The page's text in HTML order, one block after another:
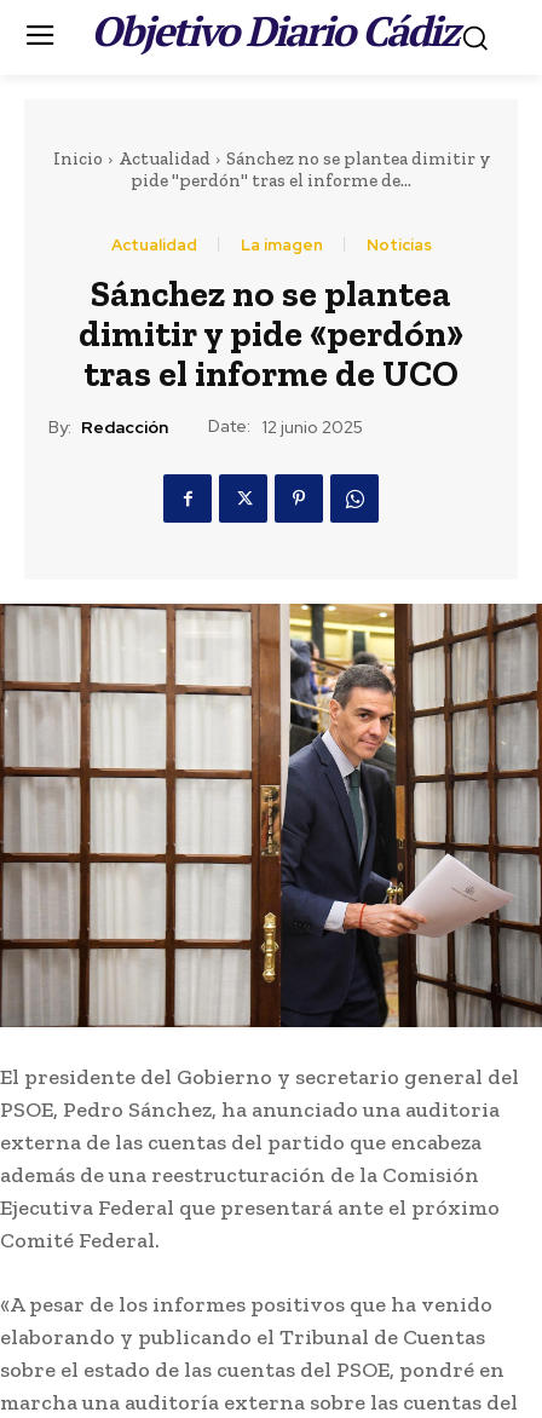
Actualidad
El histórico eclipse de
Solar del 12 de agosto
Diputación destina 520.000 euros a proyectos
Ceuta: El Ministerio de Defensa anula los
permisos de las fuerzas armadas desplegadas
para proteger la frontera
Actualidad 47 minutos ago
Cine en Familia continúa el 13 de agosto con
‘Futbolísimos 2: El misterio del tesoro pirata’
Actualidad
aprueba el proyecto para 35
nuevas viviendas de alquiler
social en Puntales
Objetivo Diario Cádiz.
Inicio Actualidad
Sánchez no se plantea dimitir y
pide "perdón" tras el informe de...
Actualidad La imagen Noticias
Sánchez no se plantea
dimitir y pide «perdón»
tras el informe de UCO
By: Redacción Date: 12 junio 2025
El presidente del Gobierno y secretario general del
PSOE, Pedro Sánchez, ha anunciado una auditoria
externa de las cuentas del partido que encabeza
además de una reestructuración de la Comisión
Ejecutiva Federal que presentará ante el próximo
Comité Federal.
«A pesar de los informes positivos que ha venido
elaborando y publicando el Tribunal de Cuentas
sobre el estado de las cuentas del PSOE, pondré en
marcha una auditoría externa sobre las cuentas del